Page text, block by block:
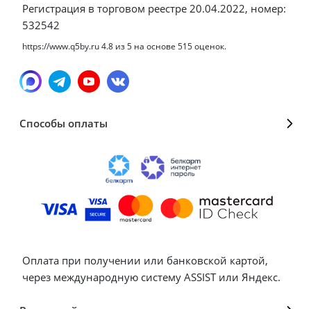
Регистрация в торговом реестре 20.04.2022, номер:
532542
https://www.q5by.ru4.8 из5 на основе 515оценок.
Способы оплаты
Оплата при получении или банковской картой,
через международную систему ASSIST или Яндекс.